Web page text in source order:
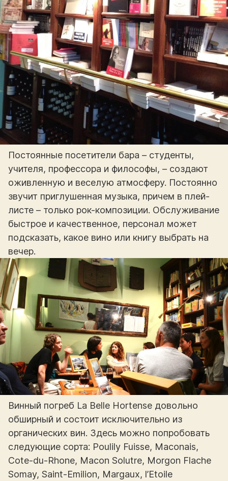
Постоянные посетители бара – студенты,
учителя, профессора и философы, – создают
оживленную и веселую атмосферу. Постоянно
звучит приглушенная музыка, причем в плей-
листе – только рок-композиции. Обслуживание
быстрое и качественное, персонал может
подсказать, какое вино или книгу выбрать на
вечер.
Винный погреб La Belle Hortense довольно
обширный и состоит исключительно из
органических вин. Здесь можно попробовать
следующие сорта: Poulily Fuisse, Maconais,
Cote-du-Rhone, Macon Solutre, Morgon Flache
Somay, Saint-Emilion, Margaux, l’Etoile